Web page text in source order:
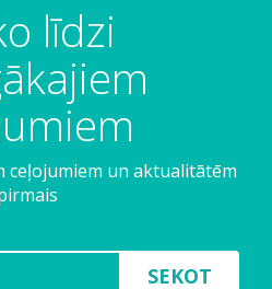
līdzi
ceļojumiem un aktualitātēm
SEKOT